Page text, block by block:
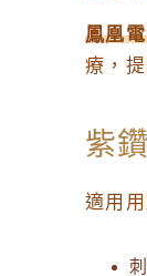
鳳凰
療，
紫
適用